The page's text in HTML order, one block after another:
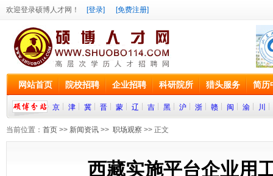
欢迎登录硕博人才网！ [登录] [免费注册]
网站首页 院校招聘 企业招聘 科研院所 猎头服务 简历
京 津 冀 晋 蒙 辽 吉 黑 沪 浙 赣 闽 渝 川
当前位置： 首页 >> 新闻资讯 >> 职场观察 >> 正文
西藏实施平台企业用